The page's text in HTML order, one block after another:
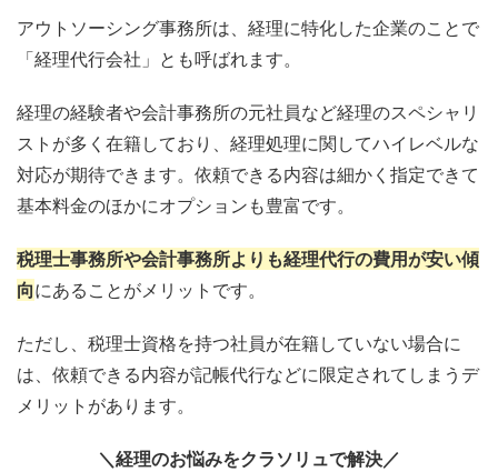
アウトソーシング事務所は、経理に特化した企業のことで
「経理代行会社」とも呼ばれます。
経理の経験者や会計事務所の元社員など経理のスペシャリ
ストが多く在籍しており、経理処理に関してハイレベルな
対応が期待できます。依頼できる内容は細かく指定できて
基本料金のほかにオプションも豊富です。
税理士事務所や会計事務所よりも経理代行の費用が安い傾
向にあることがメリットです。
ただし、税理士資格を持つ社員が在籍していない場合に
は、依頼できる内容が記帳代行などに限定されてしまうデ
メリットがあります。
＼経理のお悩みをクラソリュで解決／